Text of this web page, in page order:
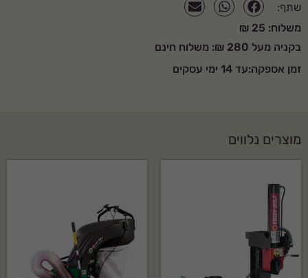
שתף:
משלוח: 25 ₪
בקניה מעל 280 ₪: משלוח חינם
זמן אספקה:עד 14 ימי עסקים
מוצרים נלווים